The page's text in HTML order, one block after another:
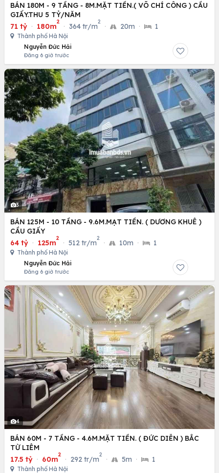
BÁN 180M - 9 TẦNG - 8M.MẶT TIỀN.( VÕ CHÍ CÔNG ) CẦU
GIẤY.THU 5 TỶ/NĂM
71 tỷ · 180m
2
· 364 tr/m
2
· 20m · 1
Thành phố Hà Nội
Nguyễn Đức Hải
Đăng 6 giờ trước
3
BÁN 125M - 10 TẦNG - 9.6M.MẠT TIỀN. ( DƯƠNG KHUÊ )
CẦU GIẤY
64 tỷ · 125m
2
· 512 tr/m
2
· 10m · 1
Thành phố Hà Nội
Nguyễn Đức Hải
Đăng 6 giờ trước
4
BÁN 60M - 7 TẦNG - 4.6M.MẶT TIỀN. ( ĐỨC DIỄN ) BẮC
TỪ LIÊM
17.5 tỷ · 60m
2
· 292 tr/m
2
· 5m · 1
Thành phố Hà Nội